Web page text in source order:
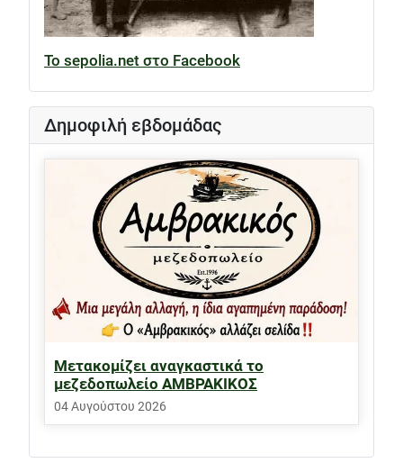
Το sepolia.net στο Facebook
Δημοφιλή εβδομάδας
Μετακομίζει αναγκαστικά το
μεζεδοπωλείο ΑΜΒΡΑΚΙΚΟΣ
04 Αυγούστου 2026